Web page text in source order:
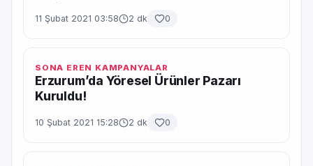
11 Şubat 2021 03:58 2 dk 0
SONA EREN KAMPANYALAR
Erzurum’da Yöresel Ürünler Pazarı
Kuruldu!
10 Şubat 2021 15:28 2 dk 0